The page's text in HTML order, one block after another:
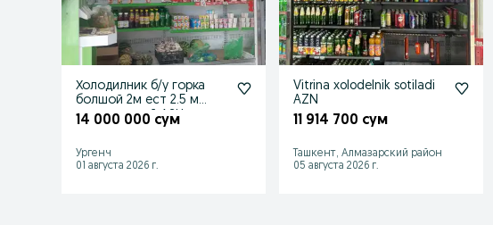
Холодилник б/у горка
болшой 2м ест 2.5 м
качественний АЗН
14 000 000 сум
Ургенч
01 августа 2026 г.
Vitrina xolodelnik sotiladi
AZN
11 914 700 сум
Ташкент, Алмазарский район
05 августа 2026 г.